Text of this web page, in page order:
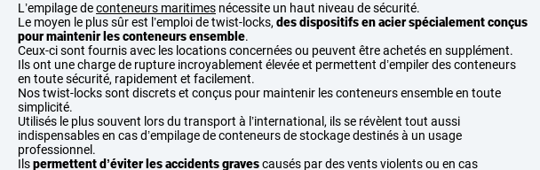
L’empilage deconteneurs maritimes nécessite un haut niveau de sécurité.
Le moyen le plus sûr est l’emploi de twist-locks, des dispositifs en acier spécialement conçus
pour maintenir les conteneurs ensemble.
Ceux-ci sont fournis avec les locations concernées ou peuvent être achetés en supplément.
Ils ont une charge de rupture incroyablement élevée et permettent d’empiler des conteneurs
en toute sécurité, rapidement et facilement.
Nos twist-locks sont discrets et conçus pour maintenir les conteneurs ensemble en toute
simplicité.
Utilisés le plus souvent lors du transport à l’international, ils se révèlent tout aussi
indispensables en cas d’empilage de conteneurs de stockage destinés à un usage
professionnel.
Ilspermettent d’éviter les accidents gravescausés par des vents violents ou en cas